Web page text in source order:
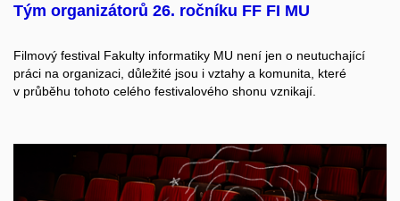
Tým organizátorů 26. ročníku FF FI MU
Filmový festival Fakulty informatiky MU není jen o neutuchající
práci na organizaci, důležité jsou i vztahy a komunita, které
v průběhu tohoto celého festivalového shonu vznikají.